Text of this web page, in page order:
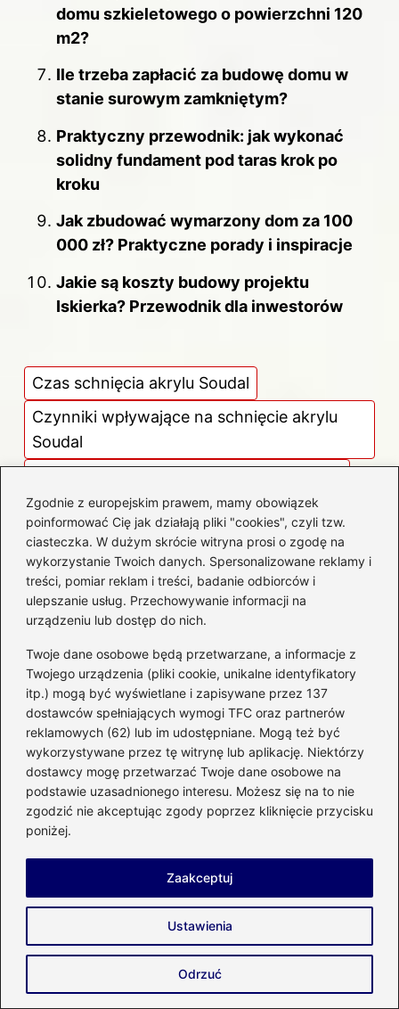
Zgodnie z europejskim prawem, mamy obowiązek
poinformować Cię jak działają pliki "cookies", czyli tzw.
ciasteczka. W dużym skrócie witryna prosi o zgodę na
wykorzystanie Twoich danych. Spersonalizowane reklamy i
treści, pomiar reklam i treści, badanie odbiorców i
ulepszanie usług. Przechowywanie informacji na
urządzeniu lub dostęp do nich.
Twoje dane osobowe będą przetwarzane, a informacje z
Twojego urządzenia (pliki cookie, unikalne identyfikatory
itp.) mogą być wyświetlane i zapisywane przez 137
dostawców spełniających wymogi TFC oraz partnerów
reklamowych (62) lub im udostępniane. Mogą też być
wykorzystywane przez tę witrynę lub aplikację. Niektórzy
dostawcy mogę przetwarzać Twoje dane osobowe na
podstawie uzasadnionego interesu. Możesz się na to nie
zgodzić nie akceptując zgody poprzez kliknięcie przycisku
poniżej.
Ustawienia
Odrzuć
Zaakceptuj
domu szkieletowego o powierzchni 120
m2?
Ile trzeba zapłacić za budowę domu w
stanie surowym zamkniętym?
Praktyczny przewodnik: jak wykonać
solidny fundament pod taras krok po
kroku
Jak zbudować wymarzony dom za 100
000 zł? Praktyczne porady i inspiracje
Jakie są koszty budowy projektu
Iskierka? Przewodnik dla inwestorów
Czas schnięcia akrylu Soudal
Czynniki wpływające na schnięcie akrylu
Soudal
Porównanie akrylu Soudal z innymi
producentami
Schnięcie akrylu w różnych warunkach
Olga Sawczuk
Nazywam się Olga i od lat z pasją piszę o wszystkim, co
sprawia, że dom staje się bardziej komfortowy,
energooszczędny i przyjazny dla środowiska. Na blogu
enco-energetyka.com.pl łączę wiedzę z zakresu
energetyki, OZE, budownictwa, instalacji, wnętrz, ogrodu i
domowych modernizacji, aby w przystępny sposób
pokazać, jak mądrze planować i unowocześniać swoją
praktyczne porady dotyczące wyboru systemów
grzewczych, paneli fotowoltaicznych, pomp ciepła, a także
inspiracje remontowe, pomysły na funkcjonalne wnętrza i
wskazówki dla osób budujących lub modernizujących dom.